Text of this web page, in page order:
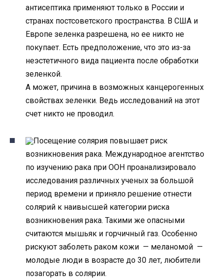
антисептика применяют только в России и
странах постсоветского пространства. В США и
Европе зеленка разрешена, но ее никто не
покупает. Есть предположение, что это из-за
неэстетичного вида пациента после обработки
зеленкой.
А может, причина в возможных канцерогенных
свойствах зеленки. Ведь исследований на этот
счет никто не проводил.
Посещение солярия повышает риск
возникновения рака. Международное агентство
по изучению рака при ООН проанализировало
исследования различных ученых за большой
период времени и приняло решение отнести
солярий к наивысшей категории риска
возникновения рака. Такими же опасными
считаются мышьяк и горчичный газ. Особенно
рискуют заболеть раком кожи — меланомой —
молодые люди в возрасте до 30 лет, любители
позагорать в солярии.